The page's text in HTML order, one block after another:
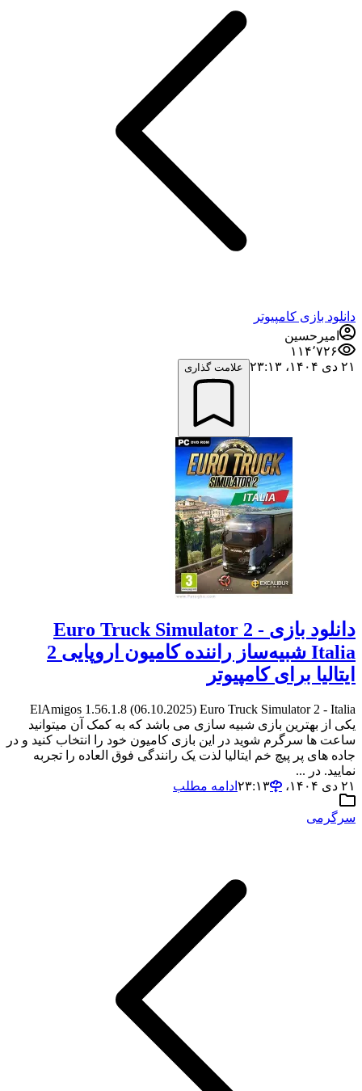
دانلود بازی کامپیوتر
امیرحسین
۱۱۴٬۷۲۶
۲۱ دی ۱۴۰۴،‏ ۲۳:۱۳
علامت گذاری
دانلود بازی Euro Truck Simulator 2 -
Italia شبیه‌ساز راننده کامیون اروپایی 2
ایتالیا برای کامپیوتر
ElAmigos 1.56.1.8 (06.10.2025) Euro Truck Simulator 2 - Italia
یکی از بهترین بازی شبیه سازی می باشد که به کمک آن میتوانید
ساعت ها سرگرم شوید در این بازی کامیون خود را انتخاب کنید و در
جاده های پر پیچ خم ایتالیا لذت یک رانندگی فوق العاده را تجربه
نمایید. در ...
۲۱ دی ۱۴۰۴،‏ ۲۳:۱۳
ادامه مطلب
سرگرمی